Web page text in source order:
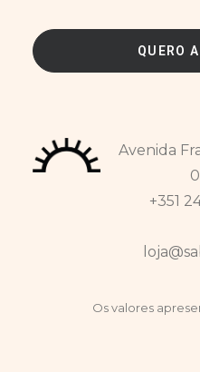
Avenida
+351
Os valores